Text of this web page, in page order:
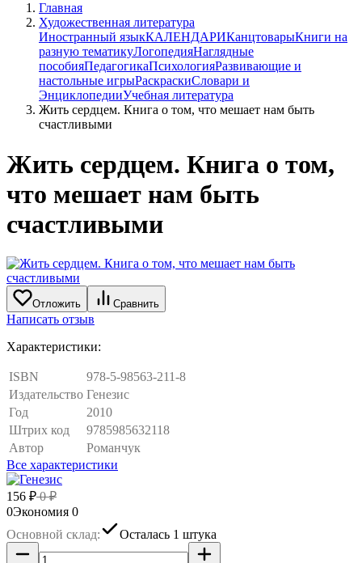
Главная
Художественная литература
Иностранный языкКАЛЕНДАРИКанцтоварыКниги на
разную тематикуЛогопедияНаглядные
пособияПедагогикаПсихологияРазвивающие и
настольные игрыРаскраскиСловари и
ЭнциклопедииУчебная литература
Жить сердцем. Книга о том, что мешает нам быть
счастливыми
Жить сердцем. Книга о том,
что мешает нам быть
счастливыми
Отложить Сравнить
Написать отзыв
Характеристики:
ISBN
978-5-98563-211-8
Издательство Генезис
Год
2010
Штрих код
9785985632118
Автор
Романчук
Все характеристики
156 ₽0₽
0Экономия 0
Основной склад:
Осталась 1 штука